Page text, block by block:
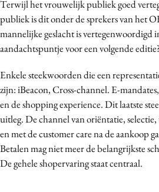
Terwijl het vrouwelijk publiek goed
publiek is dit onder de sprekers van het
mannelijke geslacht is vertegenwoordigd
aandachtspuntje voor een volgende
Enkele steekwoorden die een
zijn: iBeacon, Cross-channel. E-
en de shopping experience. Dit laatste
uitleg. De channel van oriëntatie,
en met de customer care na de aankoop
Betalen mag niet meer de belangrijkste
De gehele shopervaring staat centraal.